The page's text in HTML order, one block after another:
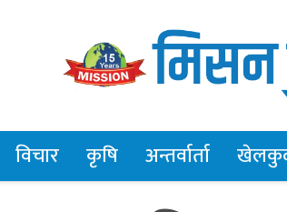
विचार कृषि अन्तर्वार्ता